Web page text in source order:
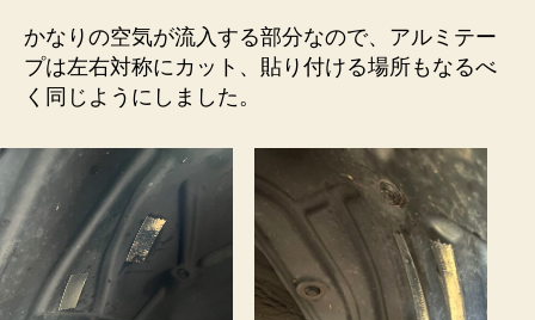
かなりの空気が流入する部分なので、アルミテー
プは左右対称にカット、貼り付ける場所もなるべ
く同じようにしました。